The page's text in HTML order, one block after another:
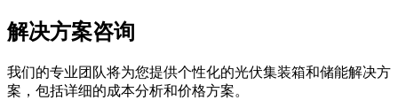
解决方案咨询
我们的专业团队将为您提供个性化的光伏集装箱和储能解决方
案，包括详细的成本分析和价格方案。